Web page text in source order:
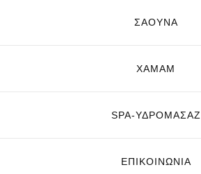
ΣΑΟΥΝΑ
ΧΑΜΑΜ
SPA-ΥΔΡΟΜΑΣΆΖ
ΕΠΙΚΟΙΝΩΝΊΑ